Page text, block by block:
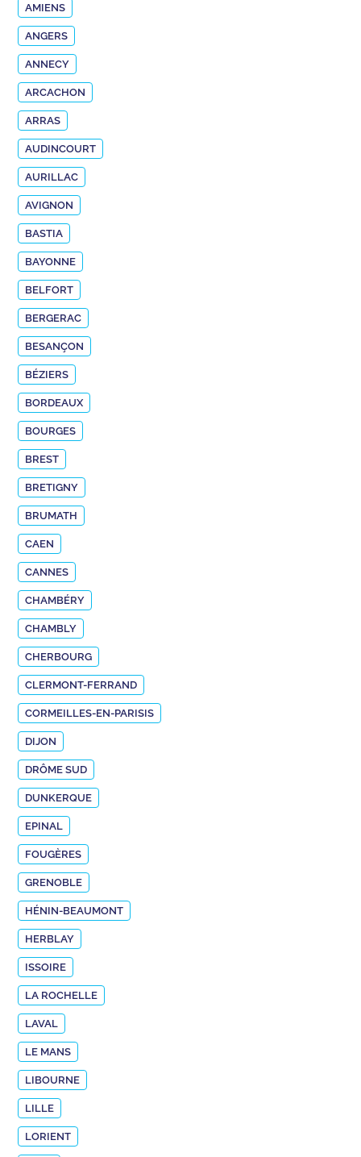
AMIENS
ANGERS
ANNECY
ARCACHON
ARRAS
AUDINCOURT
AURILLAC
AVIGNON
BASTIA
BAYONNE
BELFORT
BERGERAC
BESANÇON
BÉZIERS
BORDEAUX
BOURGES
BREST
BRETIGNY
BRUMATH
CAEN
CANNES
CHAMBÉRY
CHAMBLY
CHERBOURG
CLERMONT-FERRAND
CORMEILLES-EN-PARISIS
DIJON
DRÔME SUD
DUNKERQUE
EPINAL
FOUGÈRES
GRENOBLE
HÉNIN-BEAUMONT
HERBLAY
ISSOIRE
LA ROCHELLE
LAVAL
LE MANS
LIBOURNE
LILLE
LORIENT